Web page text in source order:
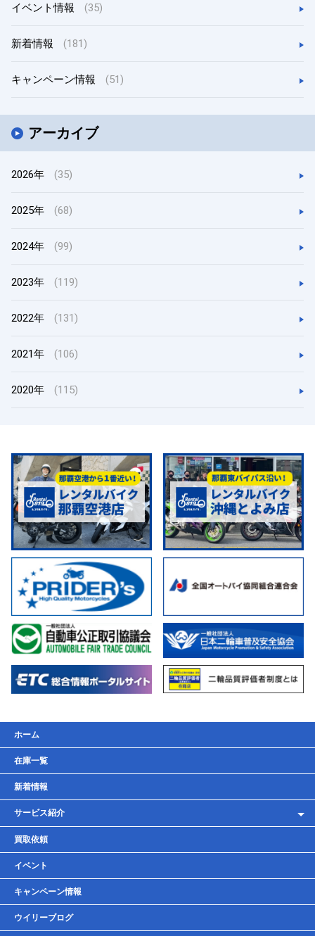
イベント情報 (35)
新着情報 (181)
キャンペーン情報 (51)
アーカイブ
2026年 (35)
2025年 (68)
2024年 (99)
2023年 (119)
2022年 (131)
2021年 (106)
2020年 (115)
ホーム
在庫一覧
新着情報
サービス紹介
レンタルバイク
車検・点検・整備
貸しガレージ
買取依頼
イベント
キャンペーン情報
ウイリーブログ